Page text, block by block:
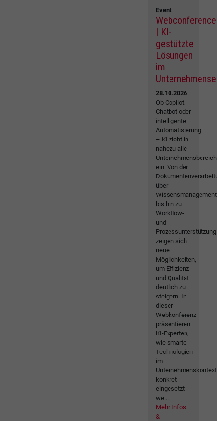
Event
Webconference
| KI-
gestützte
Lösungen
im
28.10.2026
Ob Copilot,
Chatbot oder
intelligente
Automatisierung
– KI zieht in
nahezu alle
ein. Von der
über
Wissensmanagement
bis hin zu
Workflow-
und
Prozessunterstützung
zeigen sich
neue
Möglichkeiten,
um Effizienz
und Qualität
deutlich zu
steigern. In
dieser
Webkonferenz
präsentieren
KI-Experten,
wie smarte
Technologien
im
Unternehmenskontext
konkret
eingesetzt
we...
Mehr Infos
&